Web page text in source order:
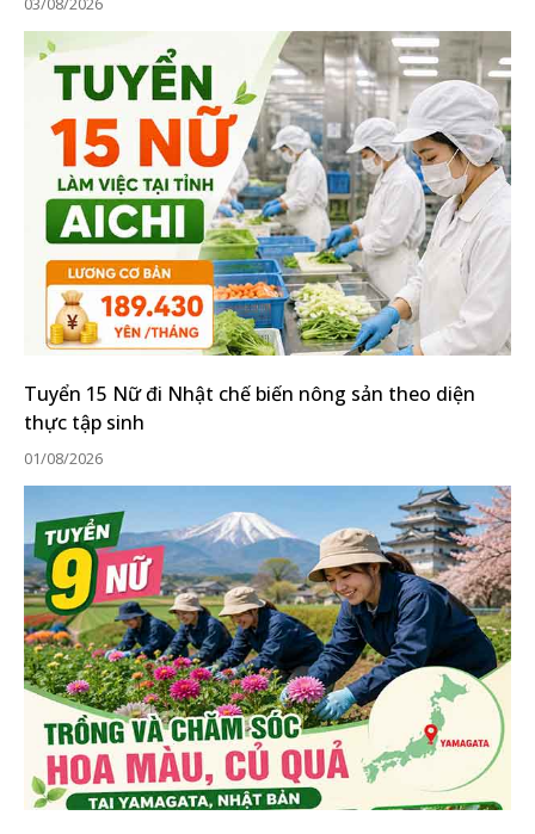
Tuyển 15 Nữ đi Nhật chế biến nông sản theo diện
thực tập sinh
01/08/2026